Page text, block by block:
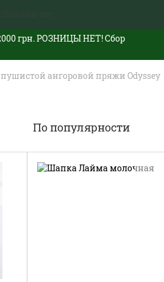
грн. РОЗНИЦЫ НЕТ! Сбор
ангоровой пряжи Odyssey
По популярности